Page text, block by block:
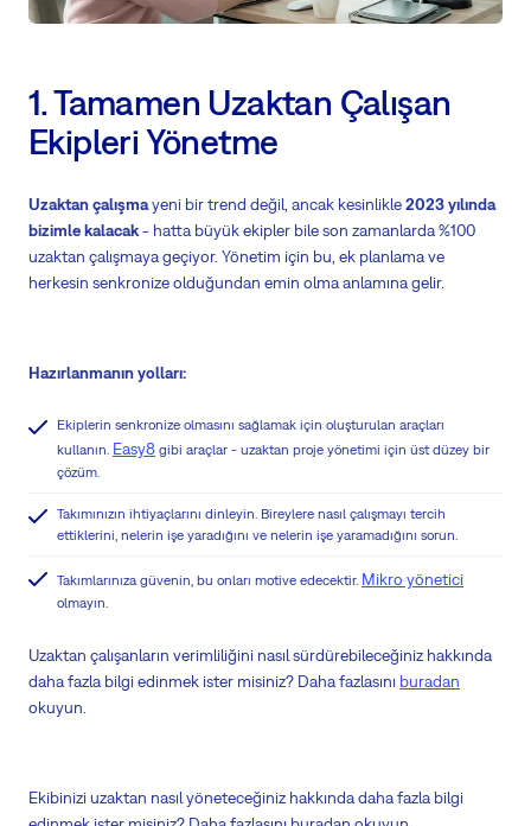
1. Tamamen Uzaktan Çalışan
Ekipleri Yönetme
Uzaktan çalışmayeni bir trend değil, ancak kesinlikle2023 yılında
bizimle kalacak- hatta büyük ekipler bile son zamanlarda %100
uzaktan çalışmaya geçiyor. Yönetim için bu, ek planlama ve
herkesin senkronize olduğundan emin olma anlamına gelir.
Hazırlanmanın yolları:
Ekiplerin senkronize olmasını sağlamak için oluşturulan araçları
kullanın. Easy8 gibi araçlar - uzaktan proje yönetimi için üst düzey bir
çözüm.
Takımınızın ihtiyaçlarını dinleyin. Bireylere nasıl çalışmayı tercih
ettiklerini, nelerin işe yaradığını ve nelerin işe yaramadığını sorun.
Takımlarınıza güvenin, bu onları motive edecektir. Mikro yönetici
olmayın.
Uzaktan çalışanların verimliliğini nasıl sürdürebileceğiniz hakkında
daha fazla bilgi edinmek ister misiniz? Daha fazlasını buradan
okuyun.
Ekibinizi uzaktan nasıl yöneteceğiniz hakkında daha fazla bilgi